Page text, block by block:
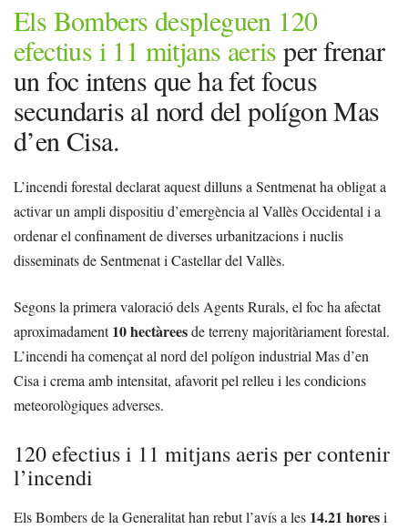
Els Bombers despleguen 120
efectius i 11 mitjans aeris per frenar
un foc intens que ha fet focus
secundaris al nord del polígon Mas
d’en Cisa.
L’incendi forestal declarat aquest dilluns a Sentmenat ha obligat a
activar un ampli dispositiu d’emergència al Vallès Occidental i a
ordenar el confinament de diverses urbanitzacions i nuclis
disseminats de Sentmenat i Castellar del Vallès.
Segons la primera valoració dels Agents Rurals, el foc ha afectat
aproximadament10 hectàreesde terreny majoritàriament forestal.
L’incendi ha començat al nord del polígon industrial Mas d’en
Cisa i crema amb intensitat, afavorit pel relleu i les condicions
meteorològiques adverses.
120 efectius i 11 mitjans aeris per contenir
l’incendi
Els Bombers de la Generalitat han rebut l’avís a les 14.21 horesi